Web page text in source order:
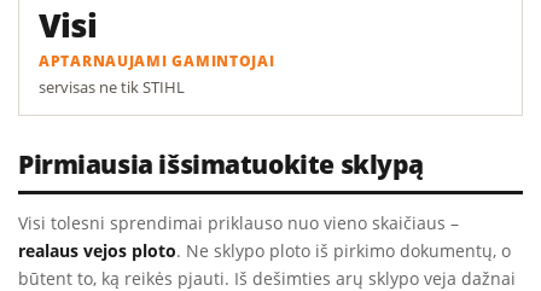
Visi
APTARNAUJAMI GAMINTOJAI
servisas ne tik STIHL
Pirmiausia išsimatuokite sklypą
Visi tolesni sprendimai priklauso nuo vieno skaičiaus –
realaus vejos ploto. Ne sklypo ploto iš pirkimo dokumentų, o
būtent to, ką reikės pjauti. Iš dešimties arų sklypo veja dažnai